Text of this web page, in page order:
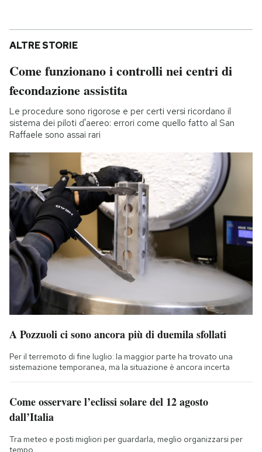
ALTRE STORIE
Come funzionano i controlli nei centri di
fecondazione assistita
Le procedure sono rigorose e per certi versi ricordano il
sistema dei piloti d'aereo: errori come quello fatto al San
Raffaele sono assai rari
A Pozzuoli ci sono ancora più di duemila sfollati
Per il terremoto di fine luglio: la maggior parte ha trovato una
sistemazione temporanea, ma la situazione è ancora incerta
Come osservare l’eclissi solare del 12 agosto
dall’Italia
Tra meteo e posti migliori per guardarla, meglio organizzarsi per
tempo